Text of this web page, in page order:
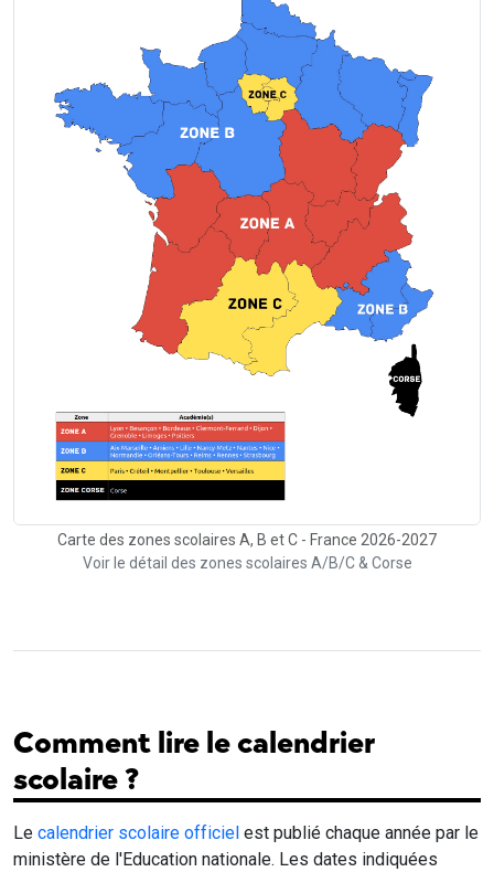
Carte des zones scolaires A, B et C - France 2026-2027
Voir le détail des zones scolaires A/B/C & Corse
Comment lire le calendrier
scolaire ?
Le calendrier scolaire officiel est publié chaque année par le
ministère de l'Education nationale. Les dates indiquées